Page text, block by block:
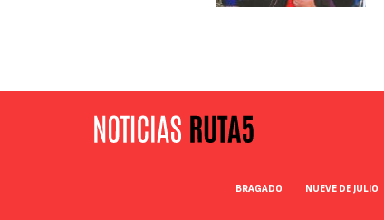
BRAGADO NUEVE DE JULIO